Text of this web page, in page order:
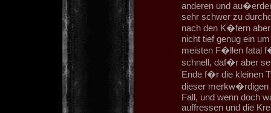
anderen und
sehr schwer zu
nach den K�fern
nicht tief genug ein
meisten F�llen fatal
schnell, daf�r aber
Ende f�r die kleinen
dieser merkw�rdigen
Fall, und wenn doch
auffressen und die